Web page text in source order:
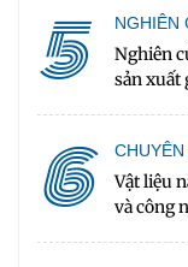
5 NGHIÊN
Nghiên
sản xuất
6
Vật liệu
và công